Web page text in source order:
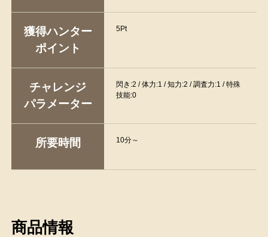
獲得ハンター
ポイント
5Pt
チャレンジ
パラメーター
閃き:2 / 体力:1 / 知力:2 / 調査力:1 / 特殊
技能:0
所要時間 10分～
商品情報